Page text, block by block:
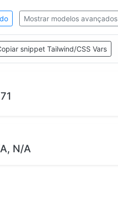
Mostrar modelos avançados
snippet Tailwind/CSS Vars
N/A